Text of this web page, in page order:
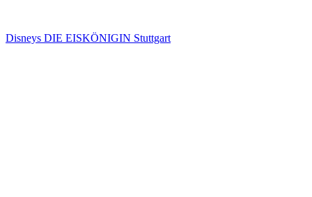
Disneys DIE EISKÖNIGIN Stuttgart